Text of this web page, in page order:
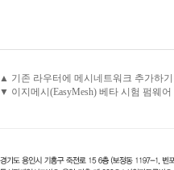
▲ 기존 라우터에 메시네트워크 추가하기
▼ 이지메시(EasyMesh) 베타 시험 펌웨